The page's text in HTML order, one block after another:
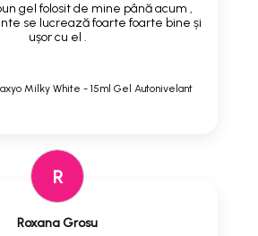
gel folosit de mine până acum ,
se lucrează foarte foarte bine și
ușor cu el .
Milky White - 15ml Gel Autonivelant
R
Roxana Grosu